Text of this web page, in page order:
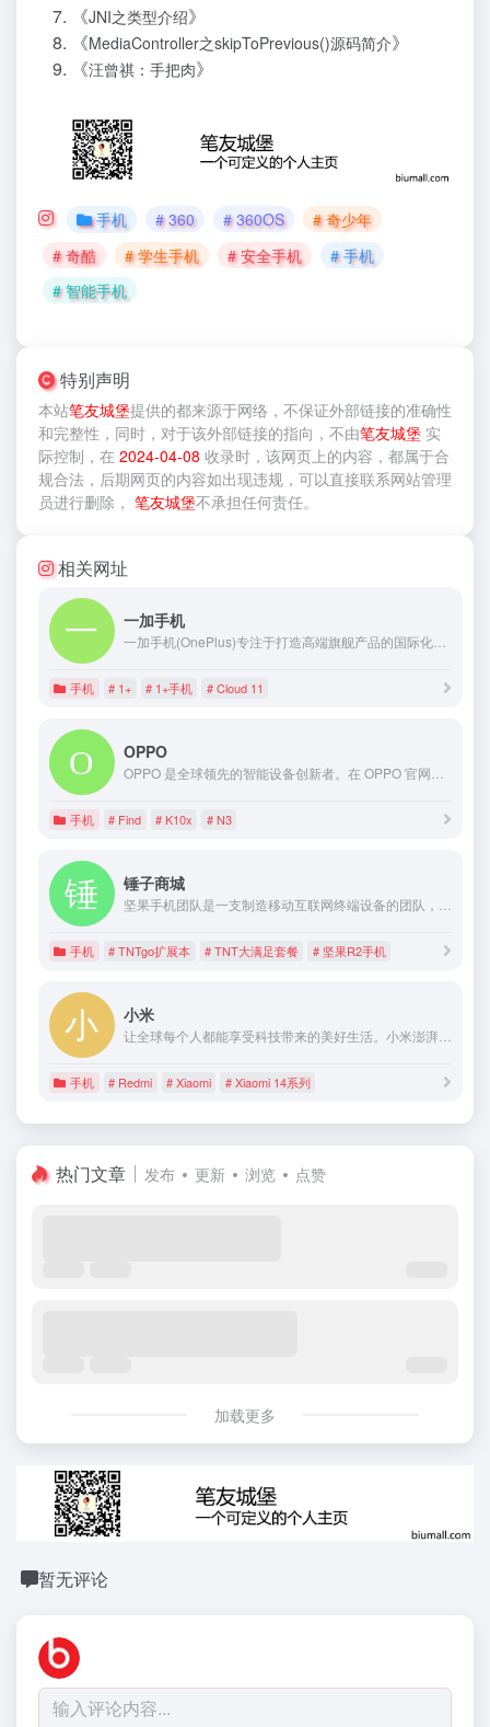
《JNI之类型介绍》
《MediaController之skipToPrevious()源码简介》
《汪曾祺：手把肉》
手机 # 360 # 360OS
# 奇少年
# 奇酷
# 学生手机 # 安全手机
# 手机
# 智能手机
特别声明
本站笔友城堡提供的都来源于网络，不保证外部链接的准确性
和完整性，同时，对于该外部链接的指向，不由笔友城堡 实
际控制，在 2024-04-08 收录时，该网页上的内容，都属于合
规合法，后期网页的内容如出现违规，可以直接联系网站管理
员进行删除， 笔友城堡不承担任何责任。
相关网址
一加手机
一加手机(OnePlus)专注于打造高端旗舰产品的国际化品牌,市场遍布全球30多个国家和地区。现热销产品为一加11、一加 Ace 2、一加10 Pro、一加9系列及明星配件。一加手机(OnePlus) 致力与世界分享品质科技。
手机 # 1+ # 1+手机 # Cloud 11
OPPO
OPPO 是全球领先的智能设备创新者。在 OPPO 官网您可以浏览 Find N3 系列、Reno10 系列、Find X6 系列、OPPO Pad 系列等新品官方产品内容，并获得相关服务与支持。
手机 # Find # K10x # N3
锤子商城
坚果手机团队是一支制造移动互联网终端设备的团队，致力于打造用户体验一流的数码消费类产品（智能手机为主），主打坚果手机系列，有坚果 R2，坚果 Pro 3 等型号手机
手机 # TNTgo扩展本 # TNT大满足套餐 # 坚果R2手机
小米
让全球每个人都能享受科技带来的美好生活。小米澎湃OS,Xiaomi 14系列,Xiaomi MIX Fold 3,小米徕卡影像大赛
手机 # Redmi # Xiaomi # Xiaomi 14系列
热门文章 发布 更新 浏览 点赞
加载更多
暂无评论